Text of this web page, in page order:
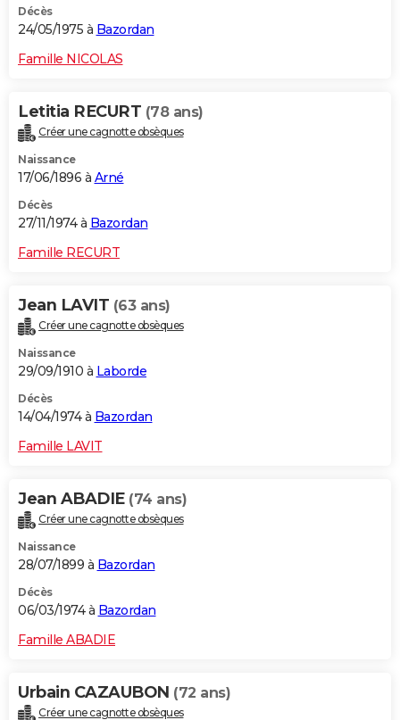
Décès
24/05/1975 à Bazordan
Famille NICOLAS
Letitia RECURT (78 ans)
Créer une cagnotte obsèques
Naissance
17/06/1896 à Arné
Décès
27/11/1974 à Bazordan
Famille RECURT
Jean LAVIT (63 ans)
Créer une cagnotte obsèques
Naissance
29/09/1910 à Laborde
Décès
14/04/1974 à Bazordan
Famille LAVIT
Jean ABADIE (74 ans)
Créer une cagnotte obsèques
Naissance
28/07/1899 à Bazordan
Décès
06/03/1974 à Bazordan
Famille ABADIE
Urbain CAZAUBON (72 ans)
Créer une cagnotte obsèques